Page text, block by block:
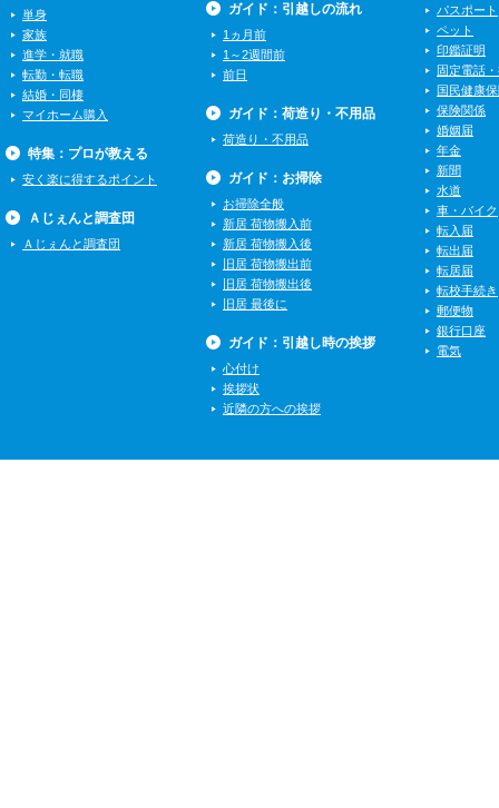
単身
家族
進学・就職
転勤・転職
結婚・同棲
マイホーム購入
特集：プロが教える
安く楽に得するポイント
Ａじぇんと調査団
Ａじぇんと調査団
ガイド：引越しの流れ
1ヵ月前
1～2週間前
前日
ガイド：荷造り・不用品
荷造り・不用品
ガイド：お掃除
お掃除全般
新居 荷物搬入前
新居 荷物搬入後
旧居 荷物搬出前
旧居 荷物搬出後
旧居 最後に
ガイド：引越し時の挨拶
心付け
挨拶状
近隣の方への挨拶
パスポート
ペット
印鑑証明
固定電話
国民健康
保険関係
婚姻届
年金
新聞
水道
車・バイク
転入届
転出届
転居届
転校手続き
郵便物
銀行口座
電気